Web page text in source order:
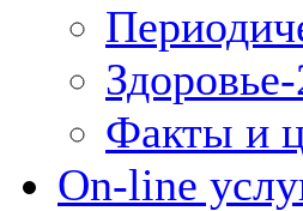
Факты и
On-line